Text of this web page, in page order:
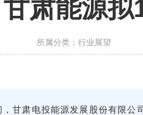
甘肃能源拟
所属分类：行业展望
，甘肃电投能源发展股份有限公